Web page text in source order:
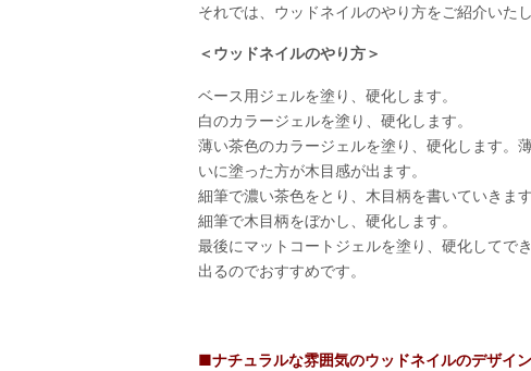
それでは、ウッドネイルのやり方をご紹介いたし
＜ウッドネイルのやり方＞
ベース用ジェルを塗り、硬化します。
白のカラージェルを塗り、硬化します。
薄い茶色のカラージェルを塗り、硬化します。
いに塗った方が木目感が出ます。
細筆で濃い茶色をとり、木目柄を書いていきます
細筆で木目柄をぼかし、硬化します。
最後にマットコートジェルを塗り、硬化して
出るのでおすすめです。
■ナチュラルな雰囲気のウッドネイルのデザイ